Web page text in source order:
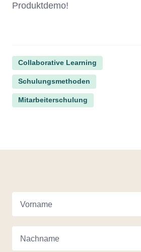
Produktdemo!
Collaborative Learning
Schulungsmethoden
Mitarbeiterschulung
Vorname
Nachname